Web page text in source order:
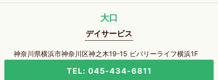
大口
デイサービス
神奈川県横浜市神奈川区神之木19-15 ビバリーライフ横浜1F
TEL: 045-434-6811